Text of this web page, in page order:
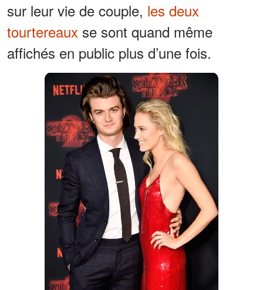
sur leur vie de couple, les deux
tourtereaux se sont quand même
affichés en public plus d’une fois.